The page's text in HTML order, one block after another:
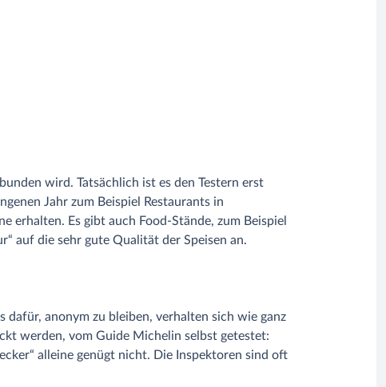
wird. Tatsächlich ist es den Testern erst
Jahr zum Beispiel Restaurants in
erhalten. Es gibt auch Food-Stände, zum Beispiel
auf die sehr gute Qualität der Speisen an.
anonym zu bleiben, verhalten sich wie ganz
werden, vom Guide Michelin selbst getestet:
alleine genügt nicht. Die Inspektoren sind oft